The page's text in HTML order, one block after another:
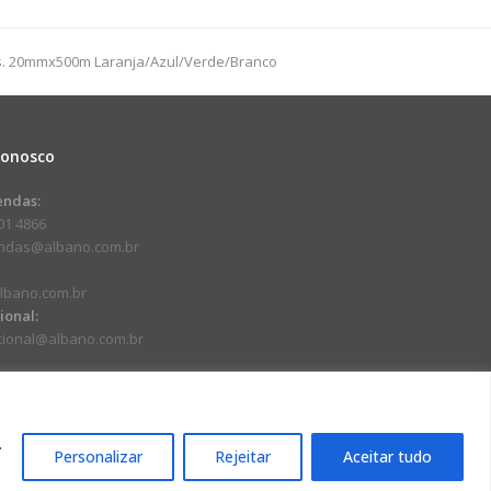
Personalizar Rejeitar Aceitar tudo
20mmx500m Laranja/Azul/Verde/Branco
4866
92